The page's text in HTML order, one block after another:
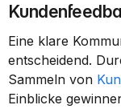
Eine klare
entscheidend.
Sammeln von
Einblicke